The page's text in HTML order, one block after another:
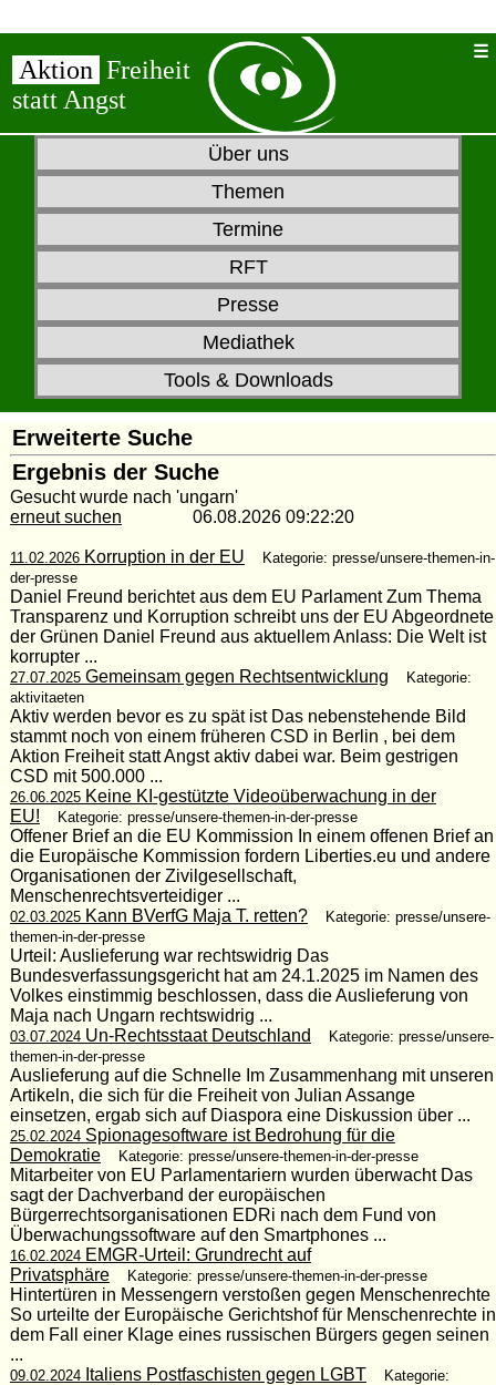
Aktion Freiheit
statt Angst
Über uns
Themen
Termine
RFT
Presse
Mediathek
Tools & Downloads
Erweiterte Suche
Ergebnis der Suche
Gesucht wurde nach 'ungarn'
erneut suchen 06.08.2026 09:22:20
11.02.2026Korruption in der EU
Kategorie: presse/unsere-themen-in-
der-presse
Daniel Freund berichtet aus dem EU Parlament Zum Thema
Transparenz und Korruption schreibt uns der EU Abgeordnete
der Grünen Daniel Freund aus aktuellem Anlass: Die Welt ist
korrupter ...
27.07.2025Gemeinsam gegen Rechtsentwicklung
Kategorie:
aktivitaeten
Aktiv werden bevor es zu spät ist Das nebenstehende Bild
stammt noch von einem früheren CSD in Berlin , bei dem
Aktion Freiheit statt Angst aktiv dabei war. Beim gestrigen
CSD mit 500.000 ...
26.06.2025Keine KI-gestützte Videoüberwachung in der
EU!
Kategorie: presse/unsere-themen-in-der-presse
Offener Brief an die EU Kommission In einem offenen Brief an
die Europäische Kommission fordern Liberties.eu und andere
Organisationen der Zivilgesellschaft,
Menschenrechtsverteidiger ...
02.03.2025Kann BVerfG Maja T. retten?
Kategorie: presse/unsere-
themen-in-der-presse
Urteil: Auslieferung war rechtswidrig Das
Bundesverfassungsgericht hat am 24.1.2025 im Namen des
Volkes einstimmig beschlossen, dass die Auslieferung von
Maja nach Ungarn rechtswidrig ...
03.07.2024Un-Rechtsstaat Deutschland
Kategorie: presse/unsere-
themen-in-der-presse
Auslieferung auf die Schnelle Im Zusammenhang mit unseren
Artikeln, die sich für die Freiheit von Julian Assange
einsetzen, ergab sich auf Diaspora eine Diskussion über ...
25.02.2024Spionagesoftware ist Bedrohung für die
Demokratie
Kategorie: presse/unsere-themen-in-der-presse
Mitarbeiter von EU Parlamentariern wurden überwacht Das
sagt der Dachverband der europäischen
Bürgerrechtsorganisationen EDRi nach dem Fund von
Überwachungssoftware auf den Smartphones ...
16.02.2024EMGR-Urteil: Grundrecht auf
Privatsphäre
Kategorie: presse/unsere-themen-in-der-presse
Hintertüren in Messengern verstoßen gegen Menschenrechte
So urteilte der Europäische Gerichtshof für Menschenrechte in
dem Fall einer Klage eines russischen Bürgers gegen seinen
...
09.02.2024Italiens Postfaschisten gegen LGBT
Kategorie: